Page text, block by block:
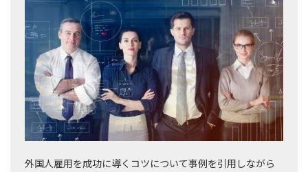
外国人雇用を成功に導くコツについて事例を引用しながら